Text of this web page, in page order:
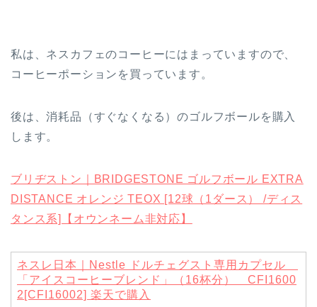
私は、ネスカフェのコーヒーにはまっていますので、
コーヒーポーションを買っています。
後は、消耗品（すぐなくなる）のゴルフボールを購入
します。
ブリヂストン｜BRIDGESTONE ゴルフボール EXTRA
DISTANCE オレンジ TEOX [12球（1ダース） /ディス
タンス系]【オウンネーム非対応】
ネスレ日本｜Nestle ドルチェグスト専用カプセル
「アイスコーヒーブレンド」（16杯分） CFI1600
2[CFI16002] 楽天で購入